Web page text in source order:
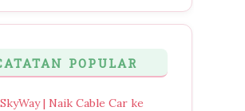
POPULAR
| Naik Cable Car ke